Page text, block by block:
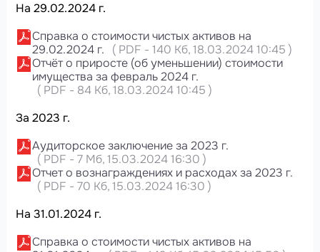
На 29.02.2024 г.
Справка о стоимости чистых активов на
29.02.2024 г.
( PDF - 140 Кб, 18.03.2024 10:45 )
Отчёт о приросте (об уменьшении) стоимости
имущества за февраль 2024 г.
( PDF - 84 Кб, 18.03.2024 10:45 )
За 2023 г.
Аудиторское заключение за 2023 г.
( PDF - 7 Мб, 15.03.2024 16:30 )
Отчет о вознаграждениях и расходах за 2023 г.
( PDF - 70 Кб, 15.03.2024 16:30 )
На 31.01.2024 г.
Справка о стоимости чистых активов на